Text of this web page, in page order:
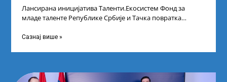
Лансирана иницијатива Таленти.Екосистем Фонд за
младе таленте Републике Србије и Тачка повратка
догађају су се
Сазнај више »